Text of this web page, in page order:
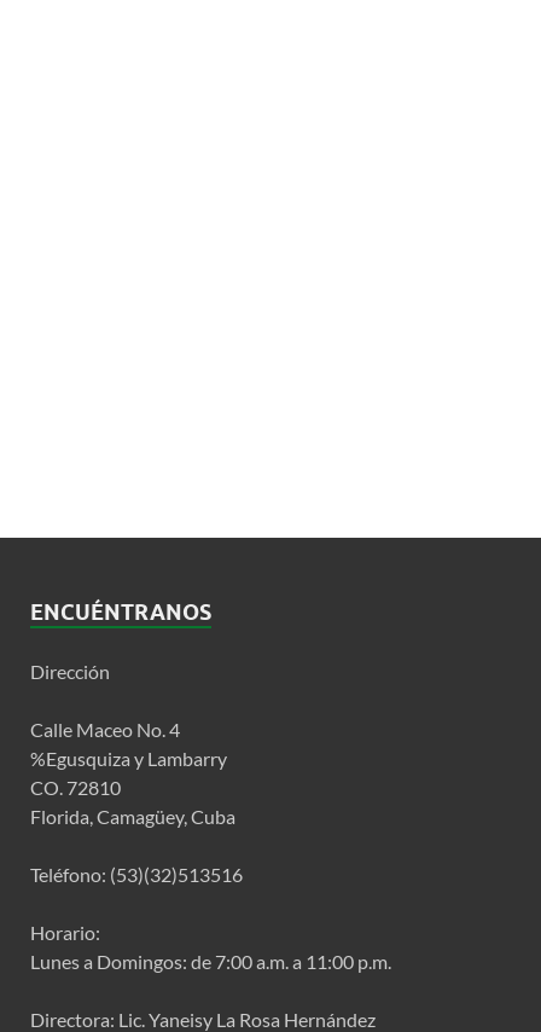
ENCUÉNTRANOS
Dirección
Calle Maceo No. 4
%Egusquiza y Lambarry
CO. 72810
Florida, Camagüey, Cuba
Teléfono: (53)(32)513516
Horario:
Lunes a Domingos: de 7:00 a.m. a 11:00 p.m.
Directora: Lic. Yaneisy La Rosa Hernández